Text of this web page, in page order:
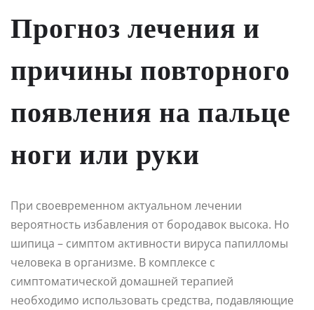
Прогноз лечения и
причины повторного
появления на пальце
ноги или руки
При своевременном актуальном лечении
вероятность избавления от бородавок высока. Но
шипица – симптом активности вируса папилломы
человека в организме. В комплексе с
симптоматической домашней терапией
необходимо использовать средства, подавляющие